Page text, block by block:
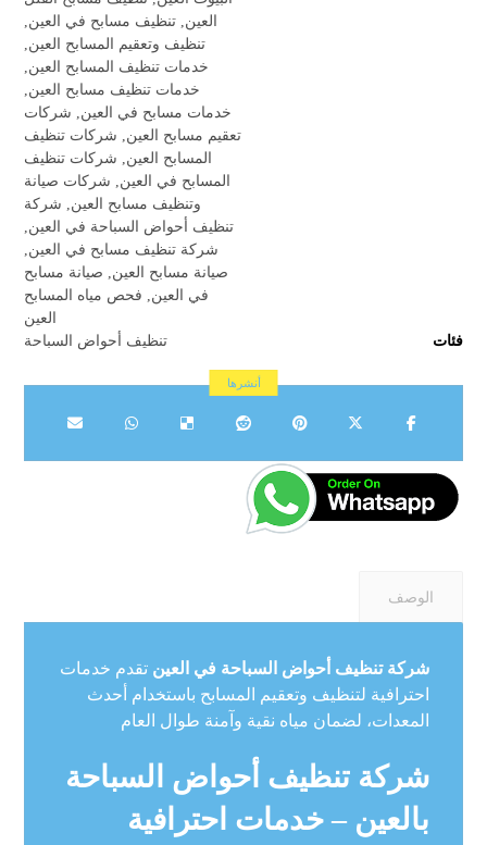
العين تنظيف مسابح في العين
تنظيف وتعقيم المسابح العين
خدمات تنظيف المسابح العين
خدمات تنظيف مسابح العين
خدمات مسابح في العين
شركات
تعقيم مسابح العين
شركات تنظيف
المسابح العين
شركات تنظيف
المسابح في العين
شركات صيانة
وتنظيف مسابح العين
شركة
تنظيف أحواض السباحة في العين
شركة تنظيف مسابح في العين
صيانة مسابح العين
صيانة مسابح
في العين
فحص مياه المسابح
العين
فئات
تنظيف أحواض السباحة
الوصف
شركة تنظيف أحواض السباحة في العين تقدم خدمات
احترافية لتنظيف وتعقيم المسابح باستخدام أحدث
المعدات، لضمان مياه نقية وآمنة طوال العام
شركة تنظيف أحواض السباحة
بالعين – خدمات احترافية